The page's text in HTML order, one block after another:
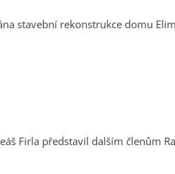
stavební rekonstrukce domu